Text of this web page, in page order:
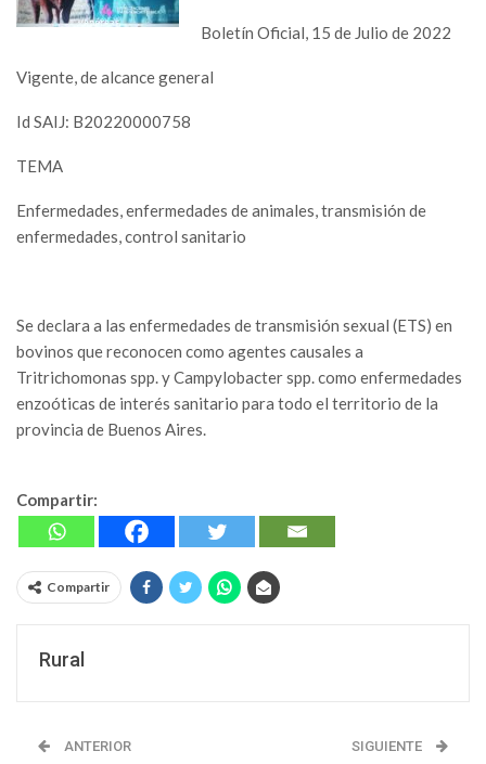
Boletín Oficial, 15 de Julio de 2022
Vigente, de alcance general
Id SAIJ: B20220000758
TEMA
Enfermedades, enfermedades de animales, transmisión de
enfermedades, control sanitario
Se declara a las enfermedades de transmisión sexual (ETS) en
bovinos que reconocen como agentes causales a
Tritrichomonas spp. y Campylobacter spp. como enfermedades
enzoóticas de interés sanitario para todo el territorio de la
provincia de Buenos Aires.
Compartir:
Compartir
Rural
ANTERIOR SIGUIENTE